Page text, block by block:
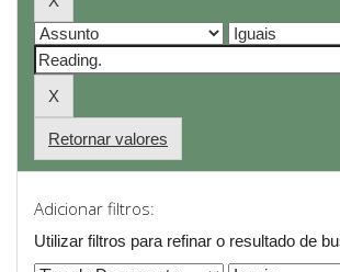
Retornar valores
Adicionar filtros:
Utilizar filtros para refinar o resultado de